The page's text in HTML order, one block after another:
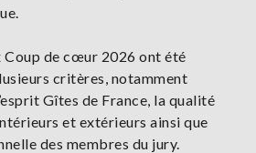
Coup de cœur 2026 ont été
critères, notamment
Gîtes de France, la qualité
et extérieurs ainsi que
des membres du jury.